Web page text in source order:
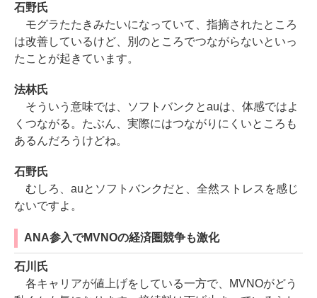
石野氏
モグラたたきみたいになっていて、指摘されたところ
は改善しているけど、別のところでつながらないといっ
たことが起きています。
法林氏
そういう意味では、ソフトバンクとauは、体感ではよ
くつながる。たぶん、実際にはつながりにくいところも
あるんだろうけどね。
石野氏
むしろ、auとソフトバンクだと、全然ストレスを感じ
ないですよ。
ANA参入でMVNOの経済圏競争も激化
石川氏
各キャリアが値上げをしている一方で、MVNOがどう